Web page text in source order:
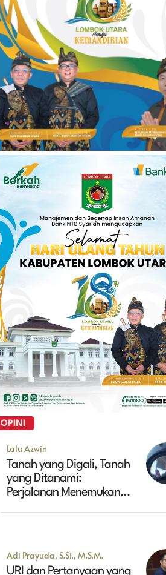
OPINI
Lalu Azwin
Tanah yang Digali, Tanah
yang Ditanami:
Perjalanan Menemukan
Adi Prayuda, S.Si., M.S.M.
URI dan Pertanyaan yang